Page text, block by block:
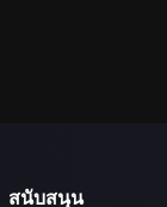
สนับสนุน